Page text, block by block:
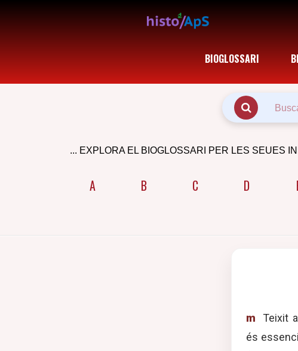
BIOGLOSSARI
... EXPLORA EL BIOGLOSSARI PER LES SEUES
A B C D
m
Teixit
és